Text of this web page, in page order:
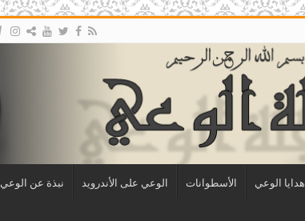
هدايا الوعي الأسطوانات الوعي على الأندرويد نبذة عن الوعي